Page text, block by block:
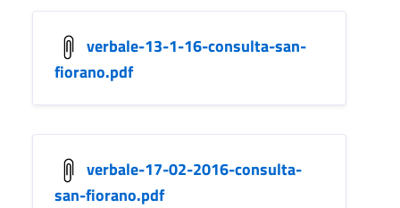
verbale-13-1-16-consulta-san-
fiorano.pdf
verbale-17-02-2016-consulta-
san-fiorano.pdf